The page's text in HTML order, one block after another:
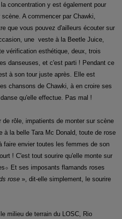
concentration y est également pour
A commencer par Chawki,
que vous pouvez d'ailleurs écouter sur
une veste à la Beetle Juice
vérification esthétique, deux, trois
danseuses, et c'est parti ! Pendant ce
à son tour juste après. Elle est
chansons de Chawki, à en croire ses
danse qu'elle effectue. Pas mal !
rôle, impatients de monter sur scène
à la belle Tara Mc Donald, toute de rose
faire envier toutes les femmes de son
! C'est tout sourire qu'elle monte sur
Et ses imposants flamands roses
rose », dit-elle simplement, le sourire
milieu de terrain du LOSC, Rio